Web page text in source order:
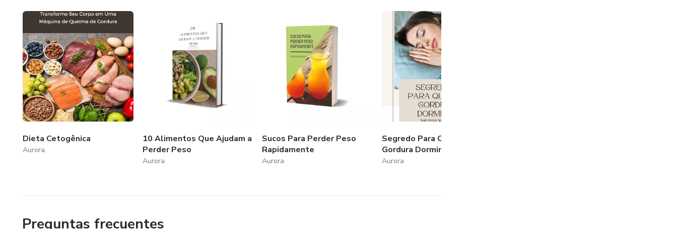
Dieta Cetogênica
Aurora
10 Alimentos Que Ajudam a
Perder Peso
Aurora
Sucos Para Perder Peso
Rapidamente
Aurora
Segredo Para Queimar
Gordura Dormindo
Aurora
Preguntas frecuentes